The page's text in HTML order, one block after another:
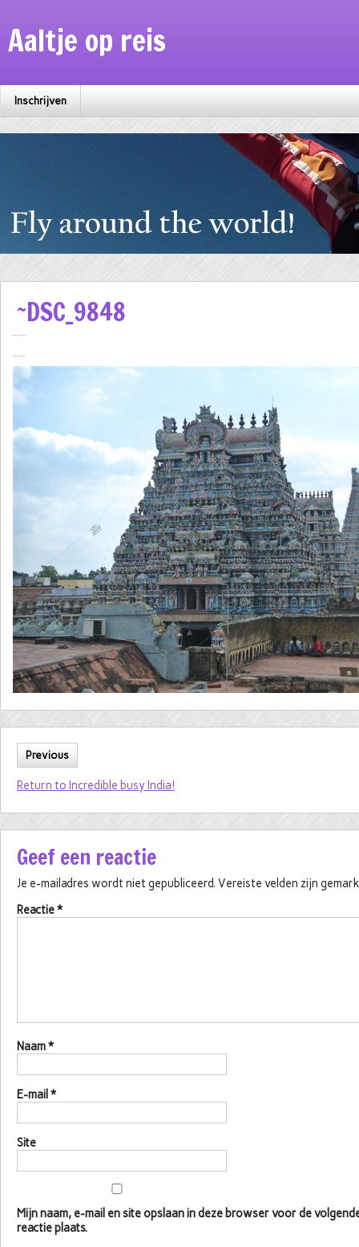
Aaltje op reis
Inschrijven
~DSC_9848
Previous
Return to Incredible busy India!
Geef een reactie
Je e-mailadres wordt niet gepubliceerd. Vereiste velden zijn
Reactie*
Naam*
E-mail *
Site
Mijn naam, e-mail en site opslaan in deze browser voor de
reactie plaats.